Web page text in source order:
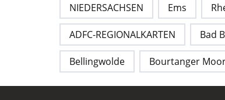
NIEDERSACHSEN Ems
ADFC-REGIONALKARTEN Bad
Bellingwolde Bourtanger